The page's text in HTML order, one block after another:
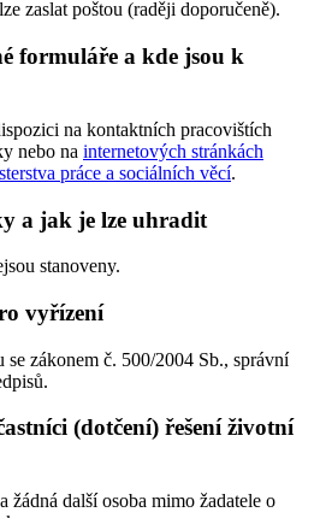
zaslat poštou (raději doporučeně).
formuláře a kde jsou k
na kontaktních pracovištích
nebo na internetových stránkách
práce a sociálních věcí.
a jak je lze uhradit
stanoveny.
vyřízení
zákonem č. 500/2004 Sb., správní
(dotčení) řešení životní
žádná další osoba mimo žadatele o